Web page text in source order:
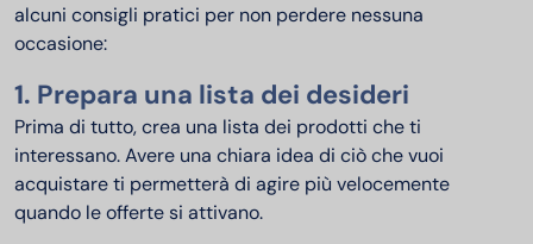
alcuni consigli pratici per non perdere nessuna
occasione:
1. Prepara una lista dei desideri
Prima di tutto, crea una lista dei prodotti che ti
interessano. Avere una chiara idea di ciò che vuoi
acquistare ti permetterà di agire più velocemente
quando le offerte si attivano.